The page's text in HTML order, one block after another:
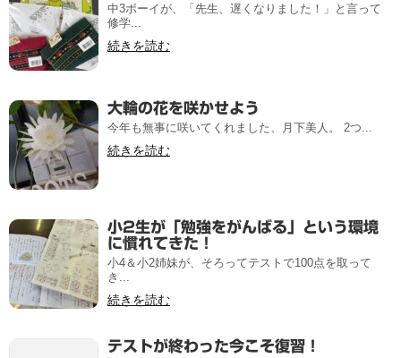
中3ボーイが、「先生、遅くなりました！」と言って
修学...
続きを読む
大輪の花を咲かせよう
今年も無事に咲いてくれました、月下美人。 2つ...
続きを読む
小2生が「勉強をがんばる」という環境
に慣れてきた！
小4＆小2姉妹が、そろってテストで100点を取って
き...
続きを読む
テストが終わった今こそ復習！